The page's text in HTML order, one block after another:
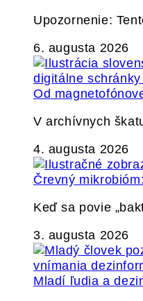
Upozornenie:
6. augusta 2026
Od
V archívnych
4. augusta 2026
Črevný
Keď sa povie
3. augusta 2026
Mladí ľudia a